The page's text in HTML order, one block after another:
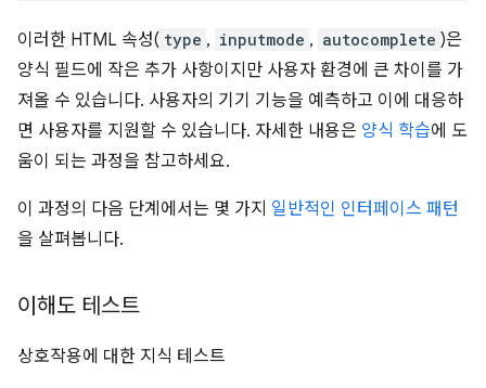
이러한 HTML 속성( type , inputmode , autocomplete )은
양식 필드에 작은 추가 사항이지만 사용자 환경에 큰 차이를 가
져올 수 있습니다. 사용자의 기기 기능을 예측하고 이에 대응하
면 사용자를 지원할 수 있습니다. 자세한 내용은 양식 학습에 도
움이 되는 과정을 참고하세요.
이 과정의 다음 단계에서는 몇 가지 일반적인 인터페이스 패턴
을 살펴봅니다.
이해도 테스트
상호작용에 대한 지식 테스트